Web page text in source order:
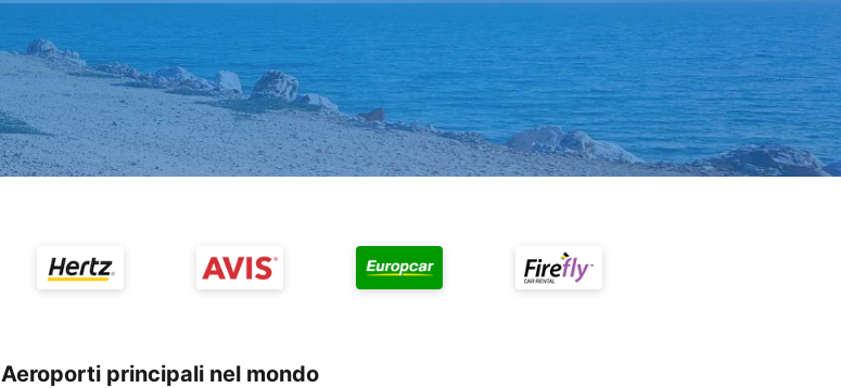
Aeroporti principali nel mondo